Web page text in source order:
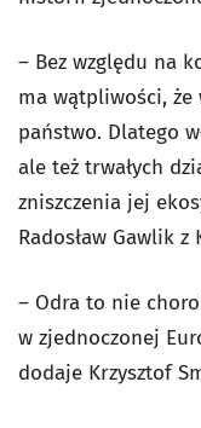
– Bez względu na
ma wątpliwości, że
państwo. Dlatego
ale też trwałych
zniszczenia jej
Radosław Gawlik
– Odra to nie
w zjednoczonej
dodaje Krzysztof